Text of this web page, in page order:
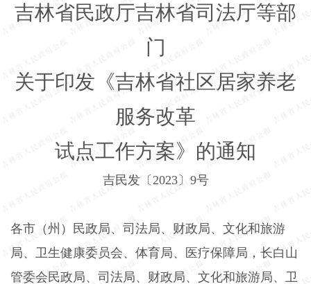
吉林省民政厅吉林省司法厅等部
门
关于印发《吉林省社区居家养老
服务改革
试点工作方案》的通知
吉民发〔2023〕 9号
各市（州）民政局、司法局、财政局、文化和旅游
局、卫生健康委员会、体育局、医疗保障局，长白山
管委会民政局、司法局、财政局、文化和旅游局、卫